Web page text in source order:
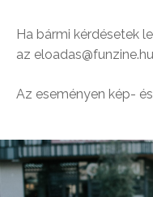
Ha bármi kérdésetek
az
Az eseményen kép-